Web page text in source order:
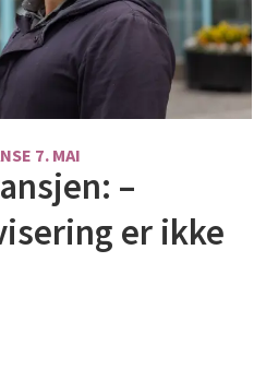
7. MAI
–
er ikke